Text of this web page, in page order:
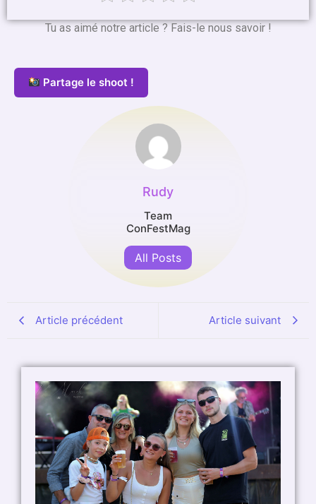
Tu as aimé notre article ? Fais-le nous savoir !
Partage le shoot !
Rudy
Team
ConFestMag
All Posts
Article précédent Article suivant